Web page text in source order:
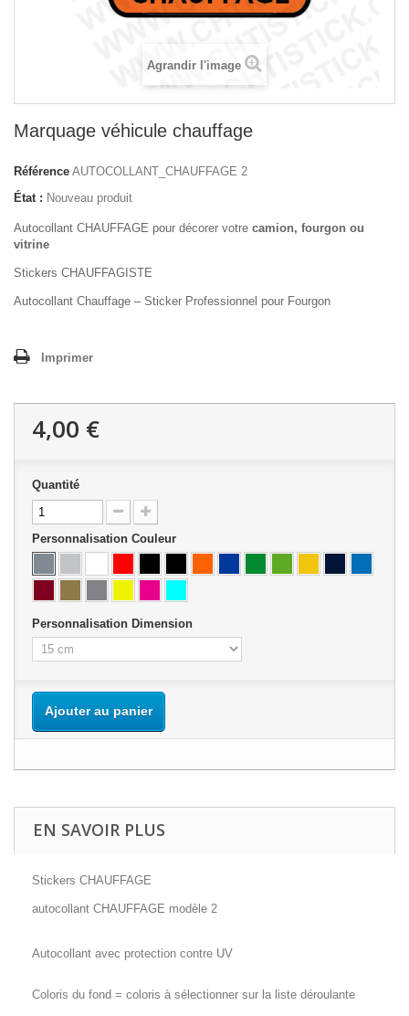
Agrandir l'image
Marquage véhicule chauffage
Référence AUTOCOLLANT_CHAUFFAGE 2
État : Nouveau produit
Autocollant CHAUFFAGE pour décorer votre camion, fourgon ou
vitrine
Stickers CHAUFFAGISTE
Autocollant Chauffage – Sticker Professionnel pour Fourgon
Imprimer
4,00 €
Quantité
Personnalisation Couleur
Personnalisation Dimension
Ajouter au panier
EN SAVOIR PLUS
Stickers CHAUFFAGE
autocollant CHAUFFAGE modèle 2
Autocollant avec protection contre UV
Coloris du fond = coloris à sélectionner sur la liste déroulante